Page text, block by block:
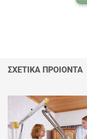
ΣΧΕΤΙΚΑ ΠΡΟΙΟΝΤΑ